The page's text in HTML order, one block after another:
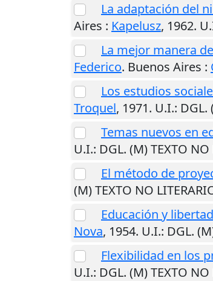
La adaptación del
Aires : Kapelusz, 1962.
La mejor manera
Federico. Buenos Aires :
Los estudios
Troquel, 1971. U.I.: DGL.
Temas nuevos en
U.I.: DGL. (M) TEXTO NO
El método de
(M) TEXTO NO
Educación y
Nova, 1954. U.I.: DGL.
Flexibilidad en los
U.I.: DGL. (M) TEXTO NO